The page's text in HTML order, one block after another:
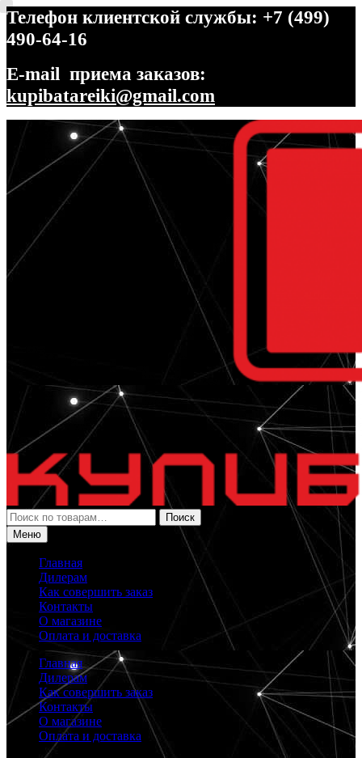
Телефон клиентской службы: +7 (499)
490-64-16
E-mail приема заказов:
kupibatareiki@gmail.com
Перейти
навигации
Перейти
содержимому
Искать:
Поиск
Меню
Главная
Дилерам
Как совершить заказ
Контакты
О магазине
Оплата и доставка
Главная
Дилерам
Как совершить заказ
Контакты
О магазине
Оплата и доставка